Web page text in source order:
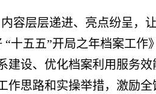
容层层递进、亮点纷呈，
“十五五”开局之年档案工
建设、优化档案利用服务
作思路和实操举措，激励